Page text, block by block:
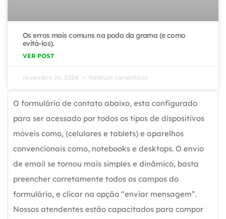
Os erros mais comuns na poda da grama (e como
evitá-los).
VER POST
novembro 26, 2024 Nenhum comentário
O formulário de contato abaixo, esta configurado
para ser acessado por todos os tipos de dispositivos
móveis como, (celulares e tablets) e aparelhos
convencionais como, notebooks e desktops. O envio
de email se tornou mais simples e dinâmico, basta
preencher corretamente todos os campos do
formulário, e clicar na opção “enviar mensagem”.
Nossos atendentes estão capacitados para compor